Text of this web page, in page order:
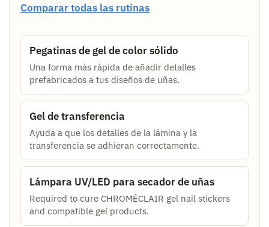
Comparar todas las rutinas
Pegatinas de gel de color sólido
Una forma más rápida de añadir detalles
prefabricados a tus diseños de uñas.
Gel de transferencia
Ayuda a que los detalles de la lámina y la
transferencia se adhieran correctamente.
Lámpara UV/LED para secador de uñas
Required to cure CHROMÉCLAIR gel nail stickers
and compatible gel products.